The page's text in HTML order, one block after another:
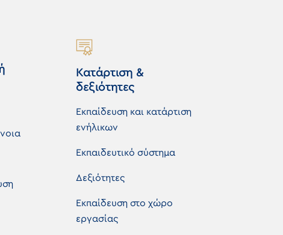
Κατάρτιση &
δεξιότητες
Εκπαίδευση και κατάρτιση
ενήλικων
Εκπαιδευτικό σύστημα
Δεξιότητες
Εκπαίδευση στο χώρο
εργασίας